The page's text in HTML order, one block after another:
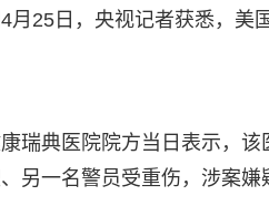
月25日，央视记者获悉，美
瑞典医院院方当日表示，
另一名警员受重伤，涉案嫌